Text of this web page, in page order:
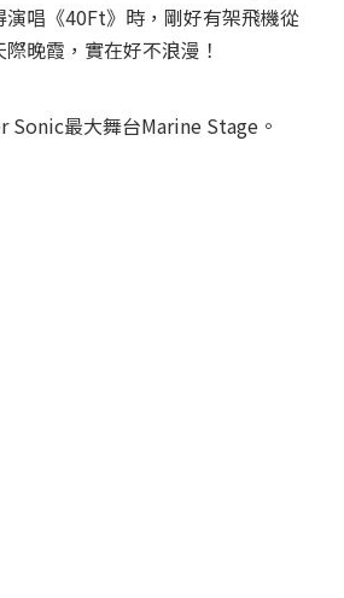
唱《40Ft》時，剛好有架飛機從
晚霞，實在好不浪漫！
Sonic最大舞台Marine Stage。